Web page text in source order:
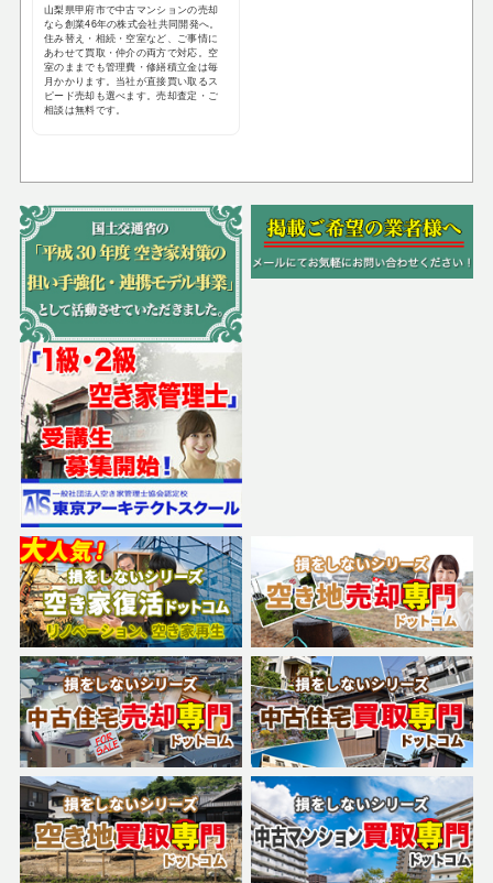
山梨県甲府市で中古マンションの売却
なら創業46年の株式会社共同開発へ。
住み替え・相続・空室など、ご事情に
あわせて買取・仲介の両方で対応。空
室のままでも管理費・修繕積立金は毎
月かかります。当社が直接買い取るス
ピード売却も選べます。売却査定・ご
相談は無料です。